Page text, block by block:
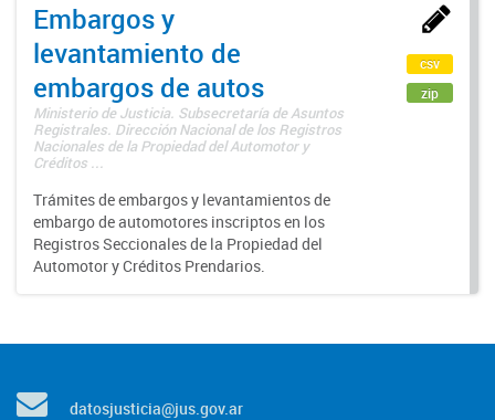
Embargos y
levantamiento de
embargos de autos
Ministerio de Justicia. Subsecretaría de Asuntos
Registrales. Dirección Nacional de los Registros
Nacionales de la Propiedad del Automotor y
Créditos ...
Trámites de embargos y levantamientos de
embargo de automotores inscriptos en los
Registros Seccionales de la Propiedad del
Automotor y Créditos Prendarios.
csv
zip
datosjusticia@jus.gov.ar